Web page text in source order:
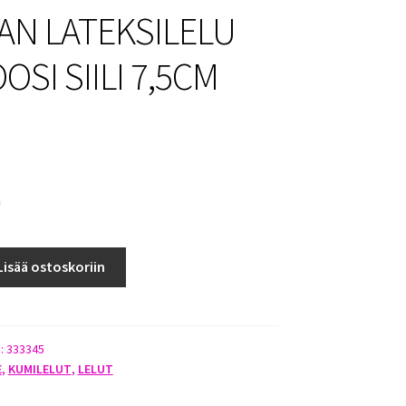
LATEKSILELU
SIILI 7,5CM
ostoskoriin
333345
, KUMILELUT, LELUT